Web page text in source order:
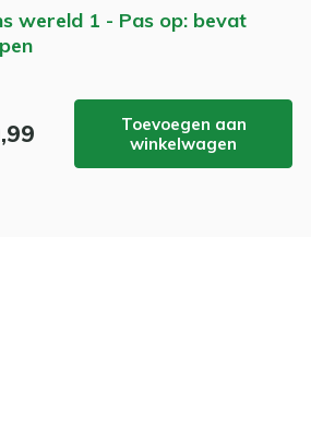
wereld 1 - Pas op: bevat
Toevoegen aan
winkelwagen